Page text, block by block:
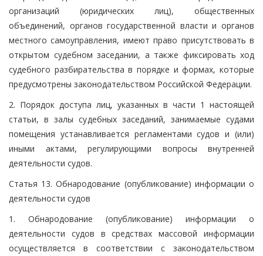
организаций (юридических лиц), общественных
объединений, органов государственной власти и органов
местного самоуправления, имеют право присутствовать в
открытом судебном заседании, а также фиксировать ход
судебного разбирательства в порядке и формах, которые
предусмотрены законодательством Российской Федерации.
2. Порядок доступа лиц, указанных в части 1 настоящей
статьи, в залы судебных заседаний, занимаемые судами
помещения устанавливается регламентами судов и (или)
иными актами, регулирующими вопросы внутренней
деятельности судов.
Статья 13. Обнародование (опубликование) информации о
деятельности судов
1. Обнародование (опубликование) информации о
деятельности судов в средствах массовой информации
осуществляется в соответствии с законодательством